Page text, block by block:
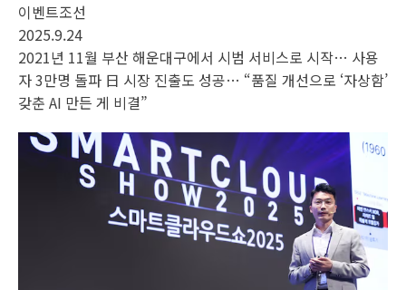
이벤트조선
2025.9.24
2021년 11월 부산 해운대구에서 시범 서비스로 시작… 사용
자 3만명 돌파 日 시장 진출도 성공… “품질 개선으로 ‘자상함’
갖춘 AI 만든 게 비결”